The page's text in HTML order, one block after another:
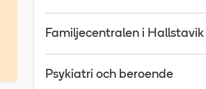
Familjecentralen i Hallstavik
Psykiatri och beroende